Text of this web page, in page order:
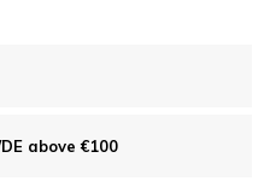
above €100